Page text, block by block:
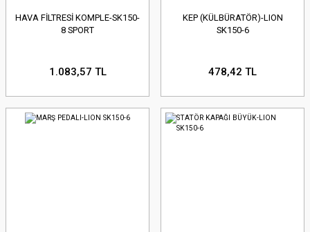
HAVA FİLTRESİ KOMPLE-SK150-
8 SPORT
1.083,57 TL
KEP (KÜLBÜRATÖR)-LION
SK150-6
478,42 TL